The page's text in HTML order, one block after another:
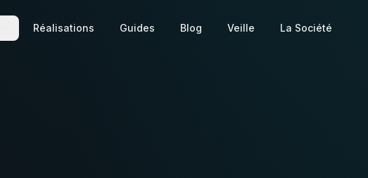
Réalisations Guides Blog Veille La Société